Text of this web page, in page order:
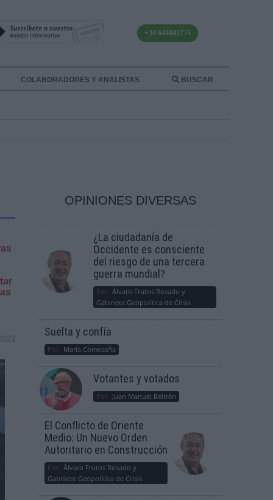
+34 644043774
COLABORADORES Y ANALISTAS BUSCAR
OPINIONES DIVERSAS
¿La ciudadanía de
Occidente es consciente
del riesgo de una tercera
guerra mundial?
Por Álvaro Frutos Rosado y
Gabinete Geopolítica de Crisis
Suelta y confía
Por María Comesaña
Votantes y votados
Por Juan Manuel Beltrán
El Conflicto de Oriente
Medio: Un Nuevo Orden
Autoritario en Construcción
Por Álvaro Frutos Rosado y
Gabinete Geopolítica de Crisis